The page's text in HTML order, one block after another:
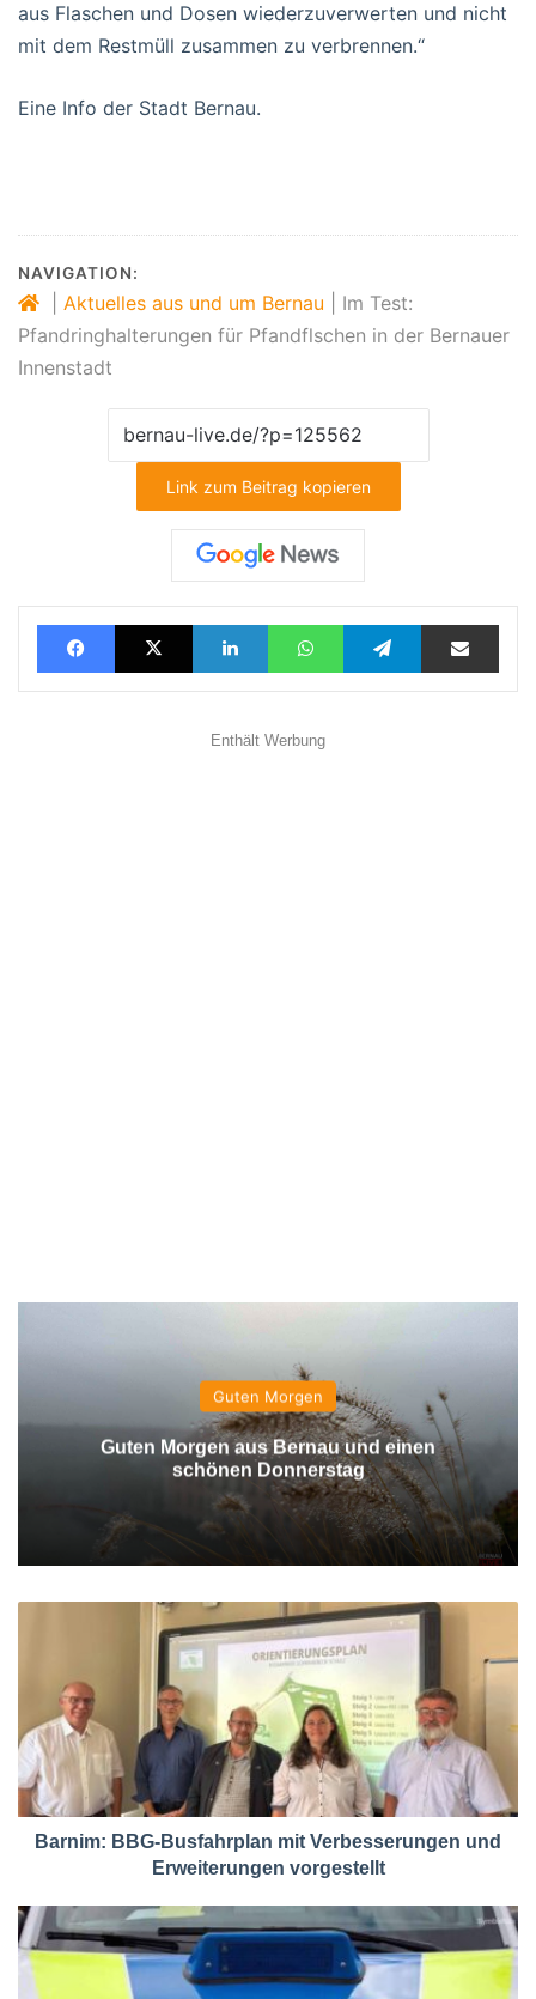
aus Flaschen und Dosen wiederzuverwerten und nicht
mit dem Restmüll zusammen zu verbrennen.“
Eine Info der Stadt Bernau.
NAVIGATION:
Aktuelles aus und um Bernau
Im Test:
Pfandringhalterungen für Pfandflschen in der Bernauer
Innenstadt
Link zum Beitrag kopieren
FacebookX LinkedInWhatsAppTelegramTeilen via E-Mail
Enthält Werbung
Guten Morgen
Guten Morgen aus Bernau und einen
schönen Donnerstag
Barnim: BBG-Busfahrplan mit Verbesserungen und
Erweiterungen vorgestellt